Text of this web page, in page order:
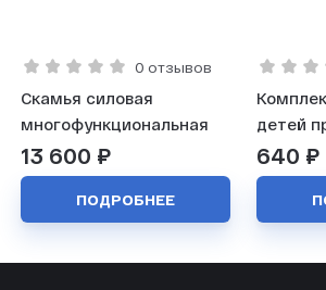
0 отзывов
Скамья силовая
многофункциональная
13 600 ₽
ПОДРОБНЕЕ
детей
640 ₽